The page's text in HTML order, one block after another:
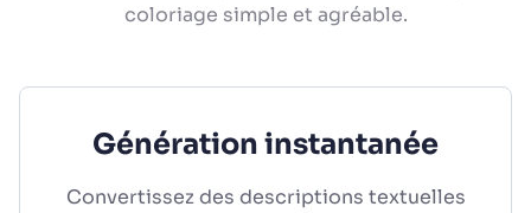
coloriage simple et agréable.
Génération instantanée
Convertissez des descriptions textuelles